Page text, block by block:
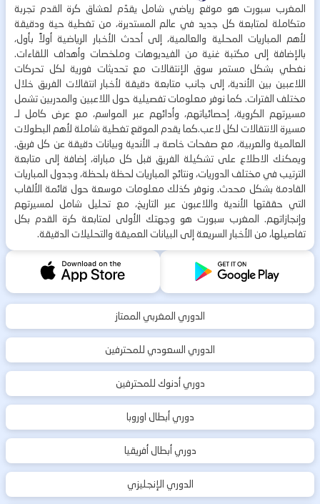
المغرب سبورت هو موقع رياضي شامل يقدّم لعشاق كرة القدم تجربة
متكاملة لمتابعة كل جديد في عالم المستديرة، من تغطية حية ودقيقة
لأهم المباريات المحلية والعالمية، إلى أحدث الأخبار الرياضية أولاً بأول،
بالإضافة إلى مكتبة غنية من الفيديوهات وملخصات وأهداف اللقاءات.
نغطي بشكل مستمر سوق الإنتقالات مع تحديثات فورية لكل تحركات
اللاعبين بين الأندية، إلى جانب متابعة دقيقة لأخبار انتقالات الفريق خلال
مختلف الفترات. كما نوفر معلومات تفصيلية حول اللاعبين والمدربين تشمل
مسيرتهم الكروية، إحصائياتهم، وأدائهم عبر المواسم، مع عرض كامل لـ
مسيرة الانتقالات لكل لاعب.كما يقدم الموقع تغطية شاملة لأهم البطولات
العالمية والعربية، مع صفحات خاصة بـ الأندية وبيانات دقيقة عن كل فريق.
ويمكنك الاطلاع على تشكيلة الفريق قبل كل مباراة، إضافة إلى متابعة
الترتيب في مختلف الدوريات، ونتائج المباريات لحظة بلحظة، وجدول المباريات
القادمة بشكل محدث. ونوفر كذلك معلومات موسعة حول قائمة الألقاب
التي حققتها الأندية واللاعبون عبر التاريخ، مع تحليل شامل لمسيرتهم
وإنجازاتهم. المغرب سبورت هو وجهتك الأولى لمتابعة كرة القدم بكل
تفاصيلها، من الأخبار السريعة إلى البيانات العميقة والتحليلات الدقيقة.
الدوري المغربي الممتاز
الدوري السعودي للمحترفين
دوري أدنوك للمحترفين
دوري أبطال اوروبا
دوري أبطال أفريقيا
الدوري الإنجليزي